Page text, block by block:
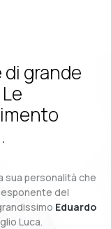
grande
sua personalità che
esponente del
Eduardo
Luca.